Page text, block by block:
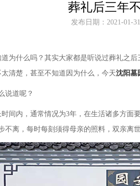
葬礼后三年
发布日期：2021-01-
为什么吗？其实大家都是听说过葬礼之后
清楚，甚至不知道因为什么，今天沈阳墓
说道呢？
间内，通常情况为3年，在生活诸多方面
不离，每时每刻须得母亲的照料，双亲离